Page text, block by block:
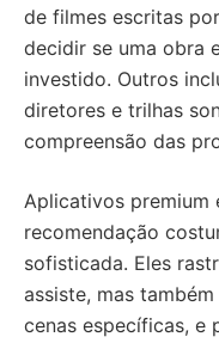
de filmes escritas
decidir se uma obra
investido. Outros
diretores e trilhas
compreensão das
Aplicativos premium
recomendação
sofisticada. Eles
assiste, mas
cenas específicas, e